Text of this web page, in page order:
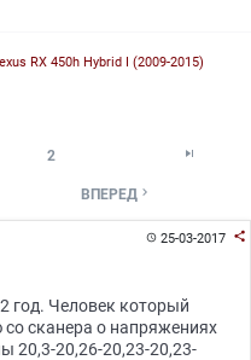
RX 450h Hybrid I (2009-2015)
2 
ВПЕРЕД 
25-03-2017 
год. Человек который
сканера о напряжениях
20,3-20,26-20,23-20,23-